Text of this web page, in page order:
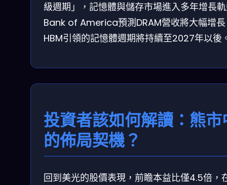
級週期」，記憶體與儲存市場進入多年增長
Bank of America預測DRAM營收將大幅增
HBM引領的記憶體週期將持續至2027年以後
投資者該如何解讀：熊市
的佈局契機？
回到美光的股價表現，前瞻本益比僅4.5倍，